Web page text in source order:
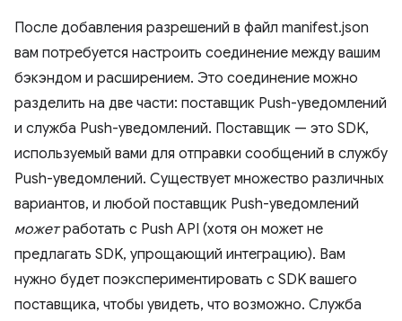
После добавления разрешений в файл manifest.json
вам потребуется настроить соединение между вашим
бэкэндом и расширением. Это соединение можно
разделить на две части: поставщик Push-уведомлений
и служба Push-уведомлений. Поставщик — это SDK,
используемый вами для отправки сообщений в службу
Push-уведомлений. Существует множество различных
вариантов, и любой поставщик Push-уведомлений
можетработать с Push API (хотя он может не
предлагать SDK, упрощающий интеграцию). Вам
нужно будет поэкспериментировать с SDK вашего
поставщика, чтобы увидеть, что возможно. Служба